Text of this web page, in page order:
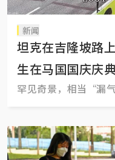
新闻
坦克在吉隆坡路
生在马国国庆庆
罕见奇景，相当“漏